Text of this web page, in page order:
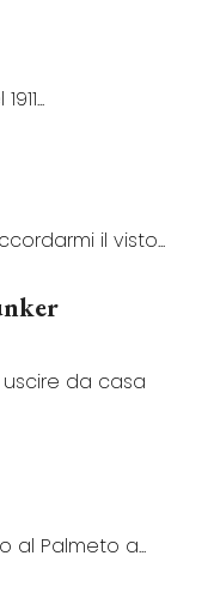
il visto...
uscire da casa
al Palmeto a...